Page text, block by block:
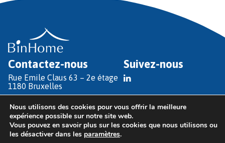
Contactez-nous
Rue Emile Claus 63 – 2e étage
1180 Bruxelles
T +32 (0)2 486 69 00
Einfo@binhome.brussels
Suivez-nous
Nous utilisons des cookies pour vous offrir la meilleure
expérience possible sur notre site web.
Vous pouvez en savoir plus sur les cookies que nous utilisons ou
les désactiver dans les paramètres.